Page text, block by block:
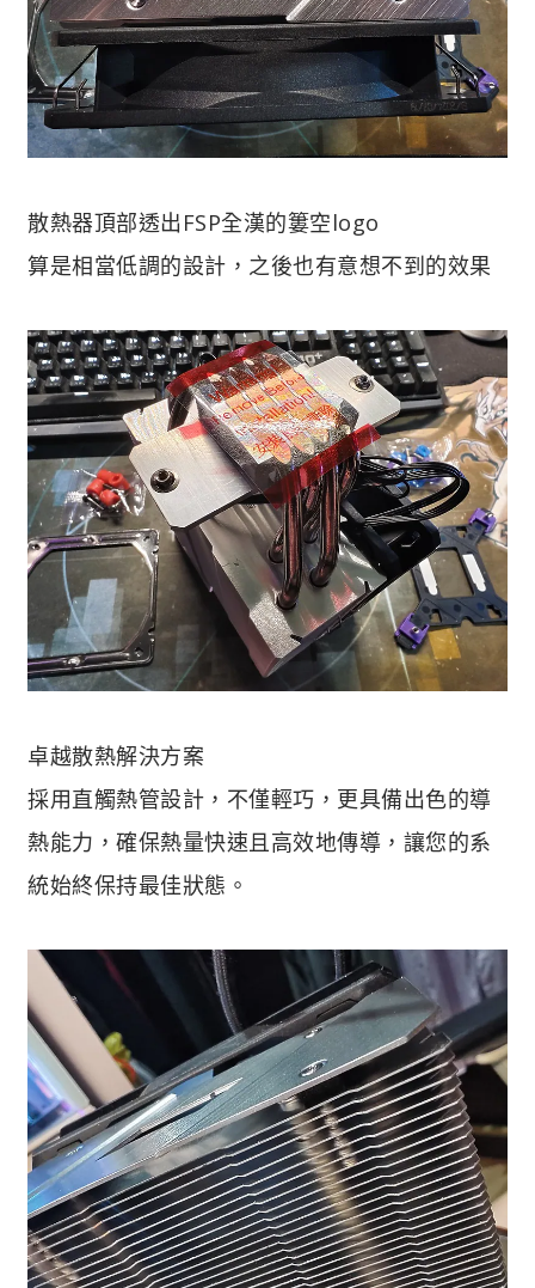
散熱器頂部透出FSP全漢的簍空logo
算是相當低調的設計，之後也有意想不到的效果
卓越散熱解決方案
採用直觸熱管設計，不僅輕巧，更具備出色的導
熱能力，確保熱量快速且高效地傳導，讓您的系
統始終保持最佳狀態。